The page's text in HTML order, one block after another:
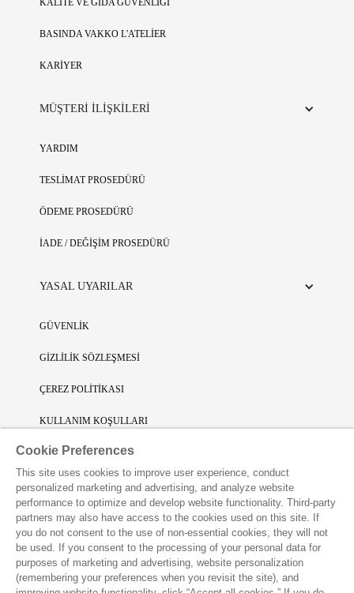
BASINDA VAKKO L'ATELİER
KARİYER
MÜŞTERİ İLİŞKİLERİ
YARDIM
TESLİMAT PROSEDÜRÜ
ÖDEME PROSEDÜRÜ
İADE / DEĞİŞİM PROSEDÜRÜ
YASAL UYARILAR
GÜVENLİK
GİZLİLİK SÖZLEŞMESİ
ÇEREZ POLİTİKASI
KULLANIM KOŞULLARI
SINIRLI SORUMLULUK
FİKRİ SİNAİ MÜLKİYET
VAKKO L'ATELIER UYGULAMASINI İNDİRİN
Cookie Preferences
This site uses cookies to improve user experience, conduct
personalized marketing and advertising, and analyze website
performance to optimize and develop website functionality. Third-party
partners may also have access to the cookies used on this site. If
you do not consent to the use of non-essential cookies, they will not
be used. If you consent to the processing of your personal data for
purposes of marketing and advertising, website personalization
(remembering your preferences when you revisit the site), and